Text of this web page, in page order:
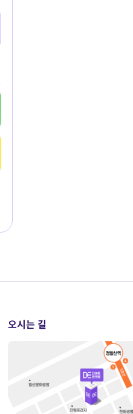
오시는 길